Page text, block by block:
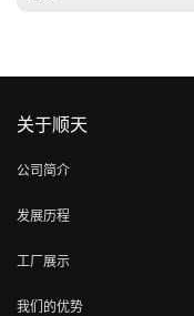
关于顺天
公司简介
发展历程
工厂展示
我们的优势